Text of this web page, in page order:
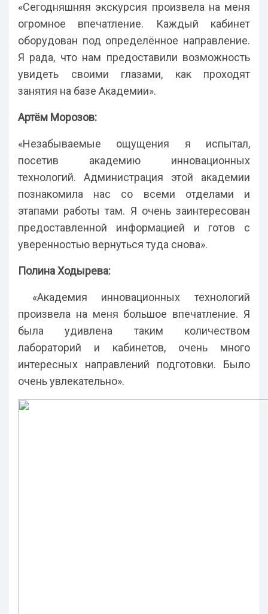
«Сегодняшняя экскурсия произвела на меня
огромное впечатление. Каждый кабинет
оборудован под определённое направление.
Я рада, что нам предоставили возможность
увидеть своими глазами, как проходят
занятия на базе Академии».
Артём Морозов:
«Незабываемые ощущения я испытал,
посетив академию инновационных
технологий. Администрация этой академии
познакомила нас со всеми отделами и
этапами работы там. Я очень заинтересован
предоставленной информацией и готов с
уверенностью вернуться туда снова».
Полина Ходырева:
«Академия инновационных технологий
произвела на меня большое впечатление. Я
была удивлена таким количеством
лабораторий и кабинетов, очень много
интересных направлений подготовки. Было
очень увлекательно».